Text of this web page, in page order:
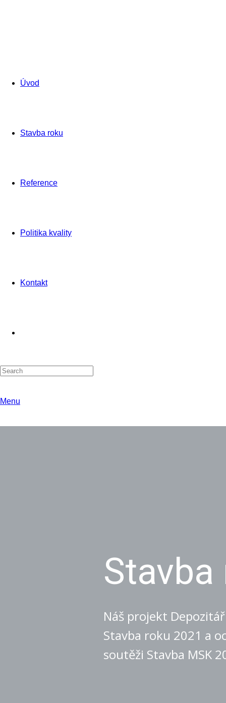
Úvod
Stavba roku
Reference
Politika kvality
Kontakt
Menu
Náš projekt
Stavba roku 2021 a
soutěži Stavba MSK